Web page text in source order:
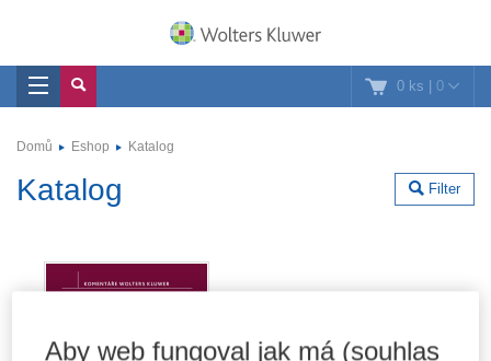
0 ks | 0
Domů Eshop Katalog
Filter
Katalog
Aby web fungoval jak má (souhlas